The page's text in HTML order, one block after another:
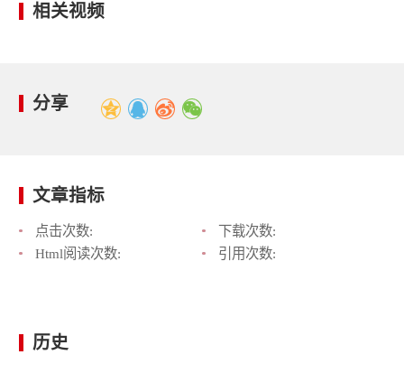
相关视频
分享
文章指标
点击次数:
下载次数:
Html阅读次数:
引用次数:
历史